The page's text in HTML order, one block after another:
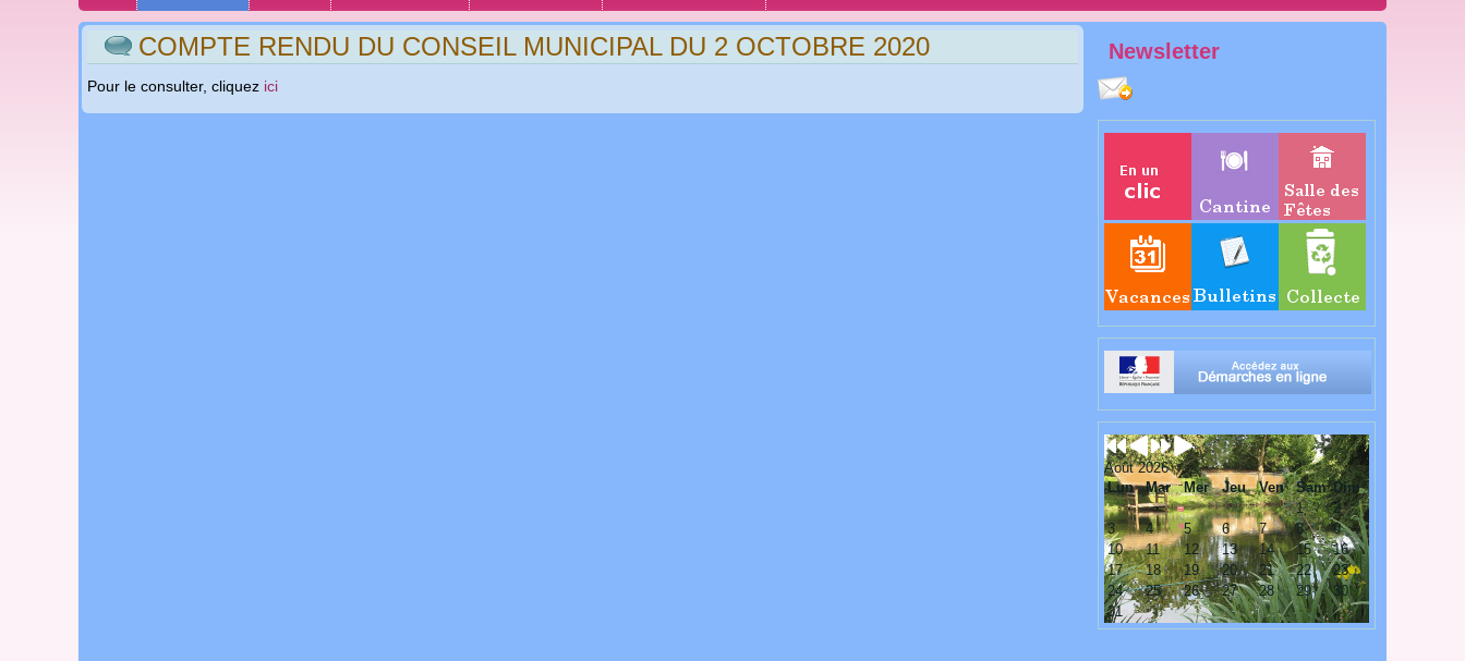
COMPTE RENDU DU CONSEIL MUNICIPAL DU 2 OCTOBRE 2020
Pour le consulter, cliquez ici
Newsletter
AnnéeMoisAnnéeMois
Août 2026
Lun
Mar Mer Jeu Ven Sam Dim
1
2
3
4 5 6 7 8
9
10
11 12 13 14 15
16
17
18 19 20 21 22
23
24
25 26 27 28 29
30
31